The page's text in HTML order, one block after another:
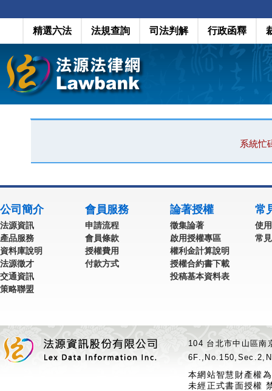
精選六法 法規查詢 司法判解 行政函釋
系統忙
公司簡介
法源資訊
產品服務
資料庫說明
法源徵才
交通資訊
策略聯盟
會員服務
申請流程
會員條款
授權費用
付款方式
論著授權
徵集論著
啟用授權專區
權利金計算說明
授權合約書下載
投稿基本資料表
常
使
常
104 台北市中山區
本網站智慧財產權
未經正式書面授權